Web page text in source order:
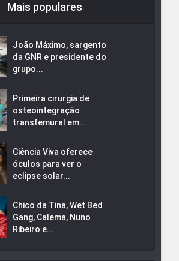
Mais populares
João Máximo, sargento
da GNR e presidente do
grupo...
Primeira cirurgia de
osteointegração
transfemural em...
Ciência Viva oferece
óculos para ver o
eclipse solar...
Chico da Tina, Wet Bed
Gang, Calema, Nuno
Ribeiro e...